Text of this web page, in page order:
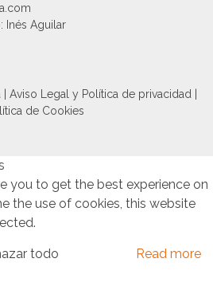
Inés Aguilar
| Aviso Legal y Política de privacidad |
de Cookies
you to get the best experience on
the use of cookies, this website
todo Read more